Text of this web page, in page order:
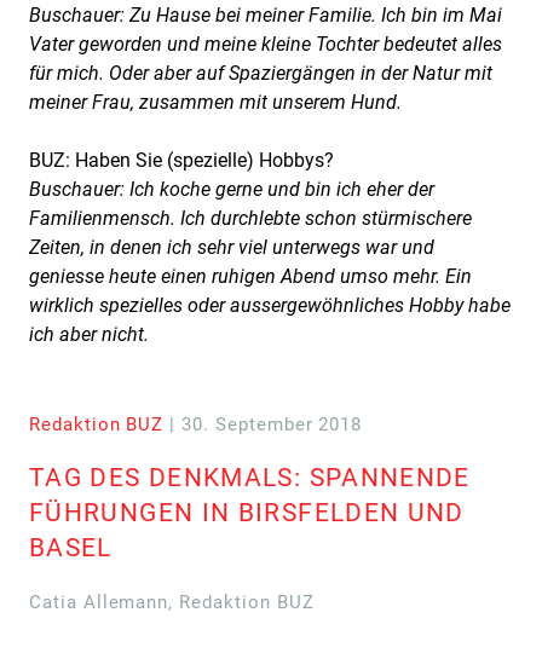
Buschauer: Zu Hause bei meiner Familie. Ich bin im Mai
Vater geworden und meine kleine Tochter bedeutet alles
für mich. Oder aber auf Spaziergängen in der Natur mit
meiner Frau, zusammen mit unserem Hund.
BUZ: Haben Sie (spezielle) Hobbys?
Buschauer: Ich koche gerne und bin ich eher der
Familienmensch. Ich durchlebte schon stürmischere
Zeiten, in denen ich sehr viel unterwegs war und
geniesse heute einen ruhigen Abend umso mehr. Ein
wirklich spezielles oder aussergewöhnliches Hobby habe
ich aber nicht.
Redaktion BUZ | 30. September 2018
TAG DES DENKMALS: SPANNENDE
FÜHRUNGEN IN BIRSFELDEN UND
BASEL
Catia Allemann, Redaktion BUZ